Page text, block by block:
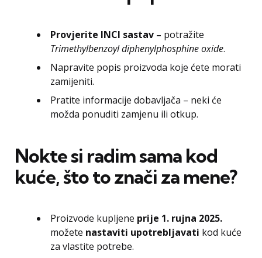
Provjerite INCI sastav – potražite
Trimethylbenzoyl diphenylphosphine oxide.
Napravite popis proizvoda koje ćete morati
zamijeniti.
Pratite informacije dobavljača – neki će
možda ponuditi zamjenu ili otkup.
Nokte si radim sama kod
kuće, što to znači za mene?
Proizvode kupljene prije 1. rujna 2025.
možete nastaviti upotrebljavati kod kuće
za vlastite potrebe.